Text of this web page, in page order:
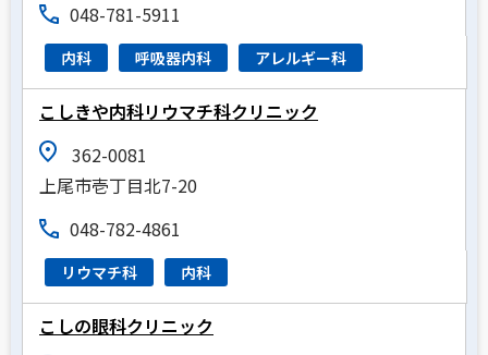
048-781-5911
内科 呼吸器内科 アレルギー科
こしきや内科リウマチ科クリニック
362-0081
上尾市壱丁目北7-20
048-782-4861
リウマチ科 内科
こしの眼科クリニック